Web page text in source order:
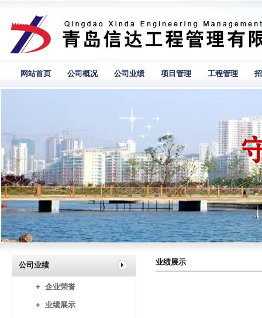
网站首页 公司概况 公司业绩 项目管理 工程管理
公司业绩
+ 企业荣誉
+ 业绩展示
业绩展示